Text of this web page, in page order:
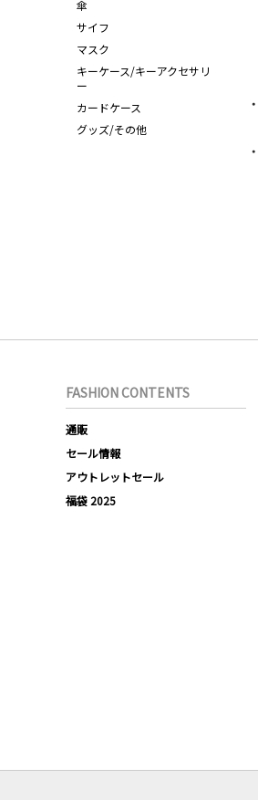
傘
サイフ
マスク
キーケース/キーアクセサリ
ー
カードケース
グッズ/その他
FASHION CONTENTS
通販
セール情報
アウトレットセール
福袋 2025